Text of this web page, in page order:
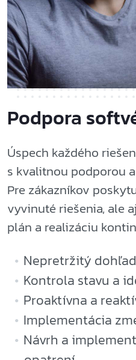
Podpora
Úspech každého
s kvalitnou podporou
Pre zákazníkov
vyvinuté riešenia, ale
plán a realizáciu
Nepretržitý
Kontrola stavu a
Proaktívna a
Implementácia
Návrh a